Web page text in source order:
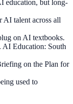
education, but long-
AI talent across all
on AI textbooks.
AI Education: South
on the Plan for
used to